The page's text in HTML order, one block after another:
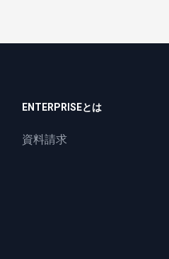
ENTERPRISEとは
資料請求